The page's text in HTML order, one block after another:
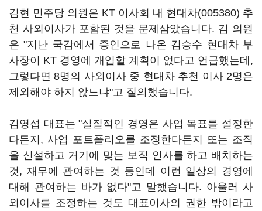
김현 민주당 의원은 KT 이사회 내 현대차(005380) 추
천 사외이사가 포함된 것을 문제삼았습니다. 김 의원
은 "지난 국감에서 증인으로 나온 김승수 현대차 부
사장이 KT 경영에 개입할 계획이 없다고 언급했는데,
그렇다면 8명의 사외이사 중 현대차 추천 이사 2명은
제외해야 하지 않느냐"고 질의했습니다.
김영섭 대표는 "실질적인 경영은 사업 목표를 설정한
다든지, 사업 포트폴리오를 조정한다든지 또는 조직
을 신설하고 거기에 맞는 보직 인사를 하고 배치하는
것, 재무에 관여하는 것 등인데 이런 일상의 경영에
대해 관여하는 바가 없다"고 말했습니다. 아울러 사
외이사를 조정하는 것도 대표이사의 권한 밖이라고